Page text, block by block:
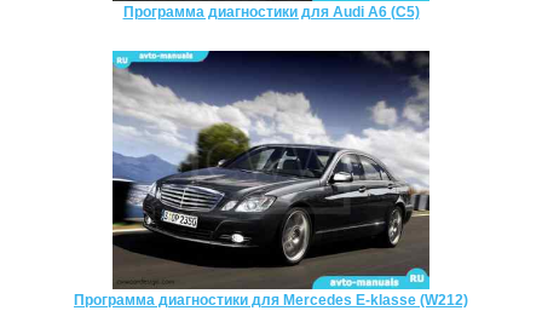
Программа диагностики для Audi A6 (C5)
Программа диагностики для Mercedes E-klasse (W212)